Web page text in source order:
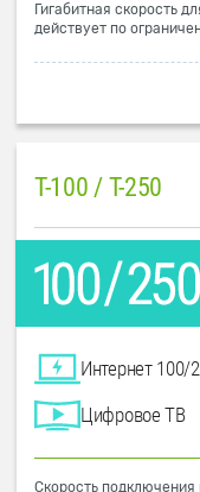
Гигабитная скорость
действует по
T-100 / T-250
Интернет 100/
Цифровое ТВ
Скорость подключения